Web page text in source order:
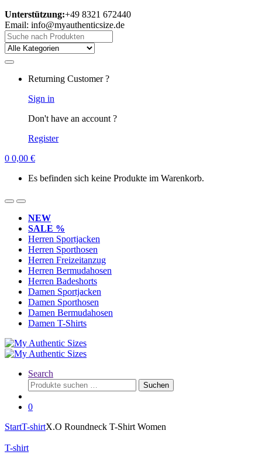
Unterstützung:+49 8321 672440
Email: info@myauthenticsize.de
Search
for:
Returning Customer ?
Sign in
Don't have an account ?
Register
0 0,00 €
Es befinden sich keine Produkte im Warenkorb.
NEW
SALE %
Herren Sportjacken
Herren Sporthosen
Herren Freizeitanzug
Herren Bermudahosen
Herren Badeshorts
Damen Sportjacken
Damen Sporthosen
Damen Bermudahosen
Damen T-Shirts
Search
Suchen
nach:
Suchen
0
StartT-shirtX.O Roundneck T-Shirt Women
T-shirt